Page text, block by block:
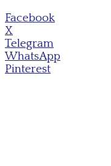
Facebook
X
Telegram
WhatsApp
Pinterest